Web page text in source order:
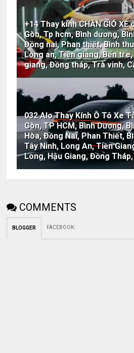
+14 Thay kính CHẮN GIÓ XE
Gòn, Tp hcm, Bình dương,
Đồng nai, Phan thiết, Bình
Long an, Tiền giang, Bến
giang, Đồng tháp, Trà vinh,
032 Alo Thay Kính Ô Tô Xe
Gòn, TP HCM, Bình Dương,
Hòa, Đồng Nai, Phan Thiết,
Tây Ninh, Long An, Tiền
Long, Hậu Giang, Đồng
COMMENTS
BLOGGER FACEBOOK: